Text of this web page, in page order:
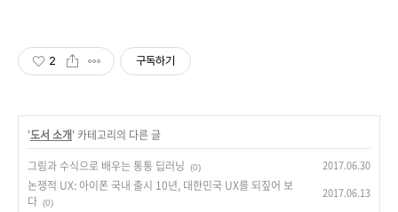
2 구독하기
'도서 소개' 카테고리의 다른 글
그림과 수식으로 배우는 통통 딥러닝
(0) 2017.06.30
논쟁적 UX: 아이폰 국내 출시 10년, 대한민국 UX를 되짚어 보
다 (0)
2017.06.13